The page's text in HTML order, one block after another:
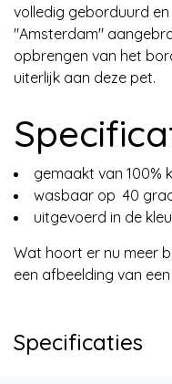
volledig geborduurd
"Amsterdam"
opbrengen van het
uiterlijk aan deze pet.
gemaakt van 100%
wasbaar op 40
uitgevoerd in de
Wat hoort er nu meer
een afbeelding van
Specificaties